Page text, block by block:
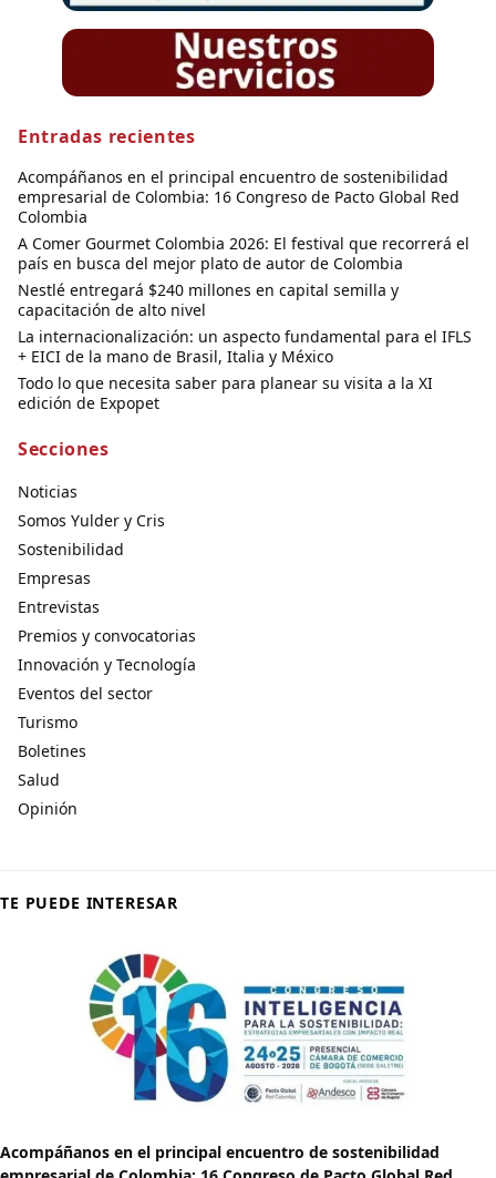
Entradas recientes
Acompáñanos en el principal encuentro de sostenibilidad
empresarial de Colombia: 16 Congreso de Pacto Global Red
Colombia
A Comer Gourmet Colombia 2026: El festival que recorrerá el
país en busca del mejor plato de autor de Colombia
Nestlé entregará $240 millones en capital semilla y
capacitación de alto nivel
La internacionalización: un aspecto fundamental para el IFLS
+ EICI de la mano de Brasil, Italia y México
Todo lo que necesita saber para planear su visita a la XI
edición de Expopet
Secciones
Noticias
Somos Yulder y Cris
Sostenibilidad
Empresas
Entrevistas
Premios y convocatorias
Innovación y Tecnología
Eventos del sector
Turismo
Boletines
Salud
Opinión
TE PUEDE INTERESAR
Acompáñanos en el principal encuentro de sostenibilidad